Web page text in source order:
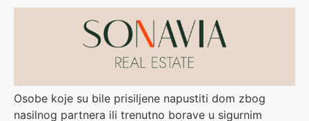
Osobe koje su bile prisiljene napustiti dom zbog
nasilnog partnera ili trenutno borave u sigurnim